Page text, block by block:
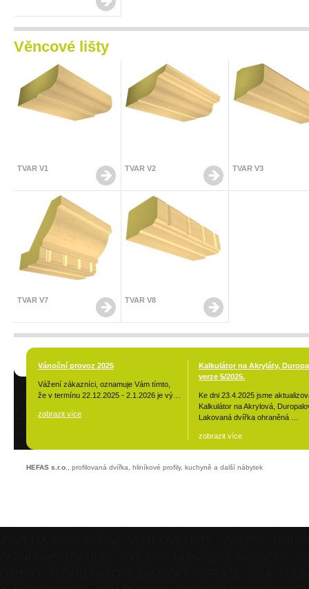
Věncové lišty
TVAR V1 TVAR V2 TVAR V3
TVAR V7 TVAR V8
Vánoční provoz 2025
Vážení zákazníci, oznamuje Vám tímto,
že v termínu 22.12.2025 - 2.1.2026 je vý…
zobrazit více
Kalkulátor na Akryláty,
verze 5/2025.
Ke dni 23.4.2025 jsme
Kalkulátor na Akrylová,
Lakovaná dvířka ohraněná …
zobrazit více
HEFAS s.r.o. , profilovaná dvířka, hliníkové profily, kuchyně a další nábytek